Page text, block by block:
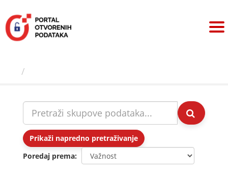
sadržaj
Prikaži napredno pretraživanje
Poredaj prema